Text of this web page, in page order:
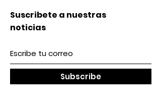
Suscribete a nuestras
noticias
Subscribe